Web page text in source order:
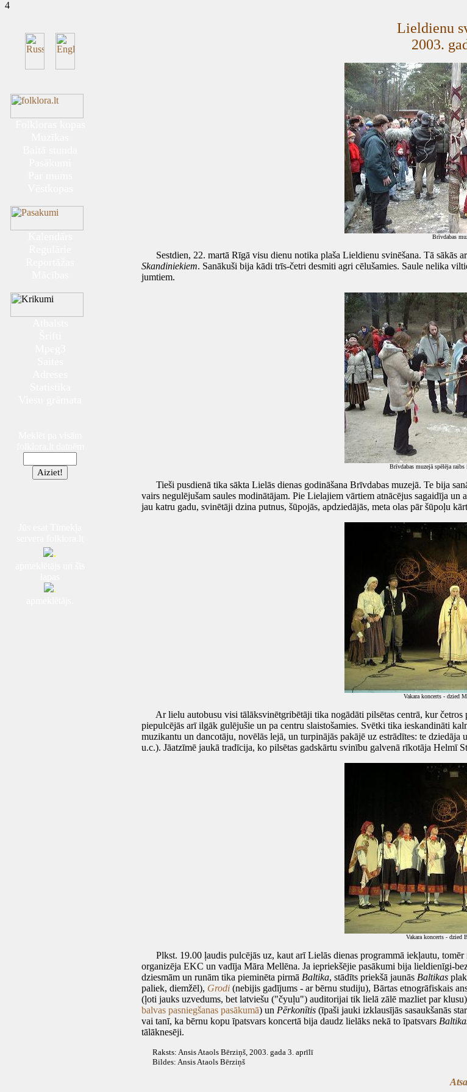
4
.
.
Lieldienu
2003.
Brīvdabas
Sestdien, 22. martā Rīgā visu dienu notika plaša Lieldienu svinēšana. Tā sākās
Skandiniekiem. Sanākuši bija kādi trīs-četri desmiti agri cēlušamies. Saule nelika
jumtiem.
Brīvdabas muzejā spēlēja
Tieši pusdienā tika sākta Lielās dienas godināšana Brīvdabas muzejā. Te bija
vairs negulējušam saules modinātājam. Pie Lielajiem vārtiem atnācējus sagaidīja un
jau katru gadu, svinētāji dzina putnus, šūpojās, apdziedājās, meta olas pār šūpoļu
Vakara koncerts - dzied
Ar lielu autobusu visi tālāksvinētgribētāji tika nogādāti pilsētas centrā, kur četros
piepulcējās arī ilgāk gulējušie un pa centru slaistošamies. Svētki tika ieskandināti
muzikantu un dancotāju, novēlās lejā, un turpinājās pakājē uz estrādītes: te dziedāja
u.c.). Jāatzīmē jaukā tradīcija, ko pilsētas gadskārtu svinību galvenā rīkotāja Helmī
Vakara koncerts - dzied
Plkst. 19.00 ļaudis pulcējās uz, kaut arī Lielās dienas programmā iekļautu, tomēr
organizēja EKC un vadīja Māra Mellēna. Ja iepriekšējie pasākumi bija lieldienīgi-
dziesmām un runām tika pieminēta pirmā Baltika, stādīts priekšā jaunās Baltikas
paliek, diemžēl), Grodi (nebijis gadījums - ar bērnu studiju), Bārtas etnogrāfiskais
(ļoti jauks uzvedums, bet latviešu ("čyuļu") auditorijai tik lielā zālē mazliet par
balvas pasniegšanas pasākumā) un Pērkonītis (īpaši jauki izklausījās sasaukšanās
vai tanī, ka bērnu kopu īpatsvars koncertā bija daudz lielāks nekā to īpatsvars
tālāknesēji.
Raksts: Ansis Ataols Bērziņš, 2003. gada 3. aprīlī
Bildes: Ansis Ataols Bērziņš